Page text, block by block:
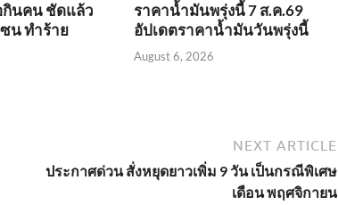
กินคน ชัดแล้ว
น ทำร้าย
ราคาน้ำมันพรุ่งนี้ 7 ส.ค.69
อัปเดตราคาน้ำมันวันพรุ่งนี้
August 6, 2026
NEXT ARTICLE
ประกาศด่วน สั่งหยุดยาวเพิ่ม 9 วัน เป็นกรณีพิเศษ
เดือน พฤศจิกายน